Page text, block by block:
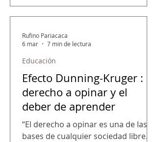
académicas sobre su significado.
Asimismo, se busca discutir cómo
debates políticos contemporáneos y
según el contexto ideológico y
geopolítico. El concepto de
terrorismo es uno de los términos
políticos más debatidos y
Efecto Dunning-Kruger : el
derecho a opinar y el
deber de aprender
“El derecho a opinar es una de las
bases de cualquier sociedad libre.
Educación
Rufino Pariacaca
6 mar
7 min de lectura